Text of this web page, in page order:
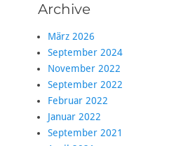
Archive
März 2026
September 2024
November 2022
September 2022
Februar 2022
Januar 2022
September 2021